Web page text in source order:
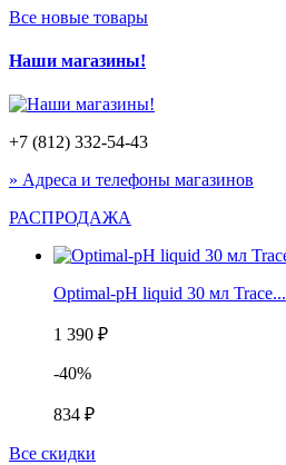
Все новые товары
Наши магазины!
+7 (812) 332-54-43
» Адреса и телефоны магазинов
РАСПРОДАЖА
Optimal-pH liquid 30 мл Trace...
1 390 ₽
-40%
834 ₽
Все скидки